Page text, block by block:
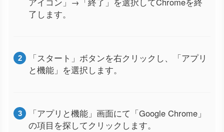
了します。
「スタート」ボタンを右クリックし、「アプリ
と機能」を選択します。
「アプリと機能」画面にて「Google Chrome」
の項目を探してクリックします。